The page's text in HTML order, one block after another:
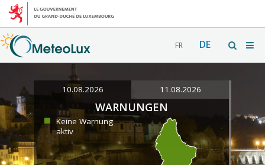
FR DE
10.08.2026 11.08.2026
WARNUNGEN
Keine Warnung
aktiv